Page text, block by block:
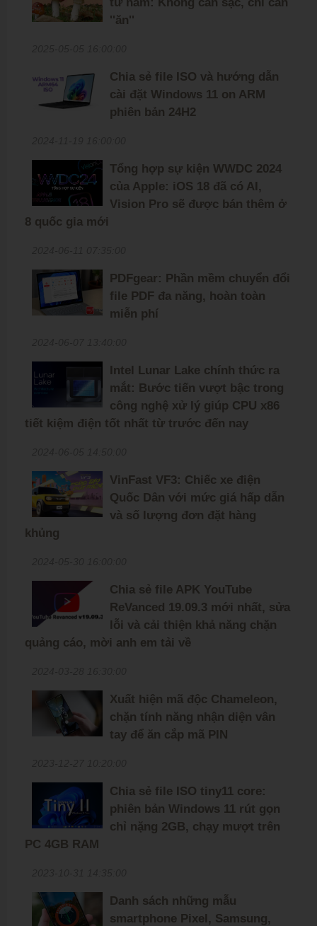
''ăn''
Chia sẻ file ISO và hướng dẫn
cài đặt Windows 11 on ARM
phiên bản 24H2
Tổng hợp sự kiện WWDC 2024
của Apple: iOS 18 đã có AI,
Vision Pro sẽ được bán thêm ở
8 quốc gia mới
PDFgear: Phần mềm chuyển đổi
file PDF đa năng, hoàn toàn
miễn phí
Intel Lunar Lake chính thức ra
mắt: Bước tiến vượt bậc trong
công nghệ xử lý giúp CPU x86
tiết kiệm điện tốt nhất từ trước đến nay
VinFast VF3: Chiếc xe điện
Quốc Dân với mức giá hấp dẫn
và số lượng đơn đặt hàng
khủng
Chia sẻ file APK YouTube
ReVanced 19.09.3 mới nhất, sửa
lỗi và cải thiện khả năng chặn
quảng cáo, mời anh em tải về
Xuất hiện mã độc Chameleon,
chặn tính năng nhận diện vân
tay để ăn cắp mã PIN
Chia sẻ file ISO tiny11 core:
phiên bản Windows 11 rút gọn
chỉ nặng 2GB, chạy mượt trên
PC 4GB RAM
Danh sách những mẫu
smartphone Pixel, Samsung,